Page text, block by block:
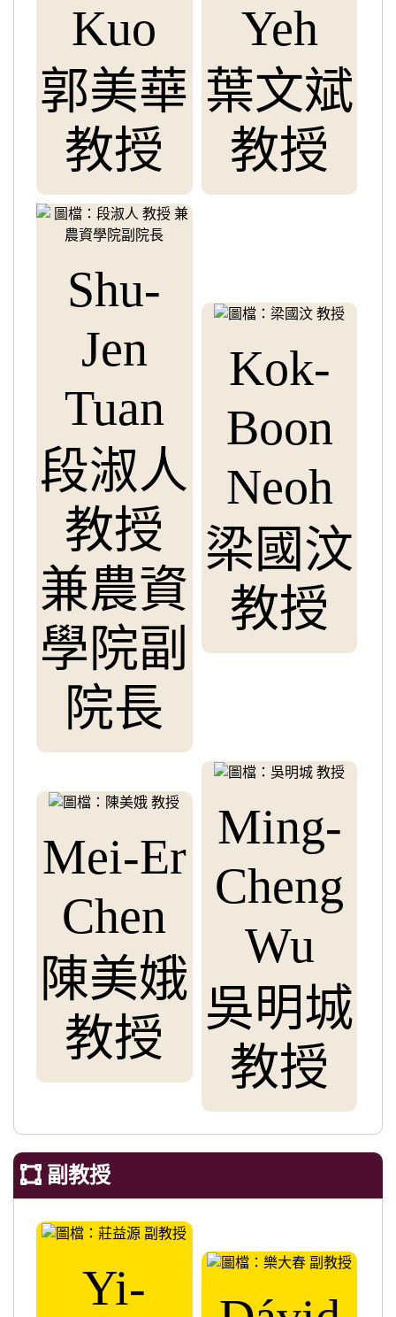
Kuo
郭美華
教授
Yeh
葉文斌
教授
Shu-
Jen
Tuan
段淑人
教授
兼農資
學院副
院長
Kok-
Boon
Neoh
梁國汶
教授
Mei-Er
Chen
陳美娥
教授
Ming-
Cheng
Wu
吳明城
教授
副教授
Yi-